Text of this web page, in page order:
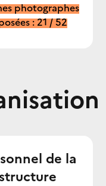
photographes
: 21 / 52
de la
structure